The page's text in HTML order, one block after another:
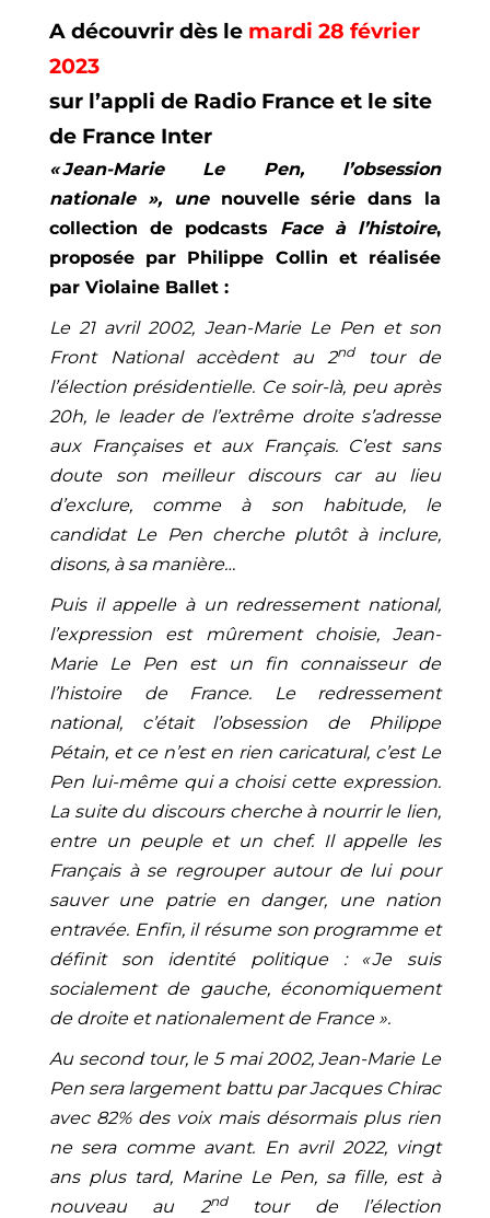
A découvrir dès le mardi 28 février
2023
sur l’appli de Radio France et le site
de France Inter
« Jean-Marie Le Pen, l’obsession
nationale », une nouvelle série dans la
collection de podcasts Face à l’histoire,
proposée par Philippe Collin et réalisée
par Violaine Ballet :
Le 21 avril 2002, Jean-Marie Le Pen et son
Front National accèdent au 2ndtour de
l’élection présidentielle. Ce soir-là, peu après
20h, le leader de l’extrême droite s’adresse
aux Françaises et aux Français. C’est sans
doute son meilleur discours car au lieu
d’exclure, comme à son habitude, le
candidat Le Pen cherche plutôt à inclure,
disons, à sa manière…
Puis il appelle à un redressement national,
l’expression est mûrement choisie, Jean-
Marie Le Pen est un fin connaisseur de
l’histoire de France. Le redressement
national, c’était l’obsession de Philippe
Pétain, et ce n’est en rien caricatural, c’est Le
Pen lui-même qui a choisi cette expression.
La suite du discours cherche à nourrir le lien,
entre un peuple et un chef. Il appelle les
Français à se regrouper autour de lui pour
sauver une patrie en danger, une nation
entravée. Enfin, il résume son programme et
définit son identité politique : « Je suis
socialement de gauche, économiquement
de droite et nationalement de France ».
Au second tour, le 5 mai 2002, Jean-Marie Le
Pen sera largement battu par Jacques Chirac
avec 82% des voix mais désormais plus rien
ne sera comme avant. En avril 2022, vingt
ans plus tard, Marine Le Pen, sa fille, est à
nouveau au 2ndtour de l’élection